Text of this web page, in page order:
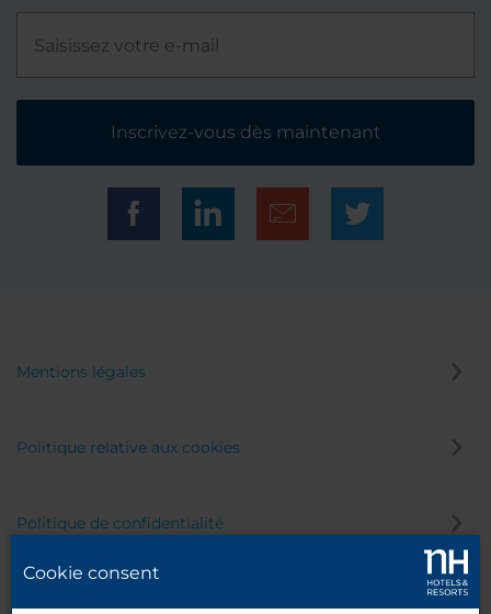
Inscrivez-vous dès maintenant
Mentions légales
Politique relative aux cookies
Politique de confidentialité
Cookie consent